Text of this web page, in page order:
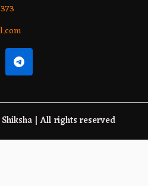
| All rights reserved